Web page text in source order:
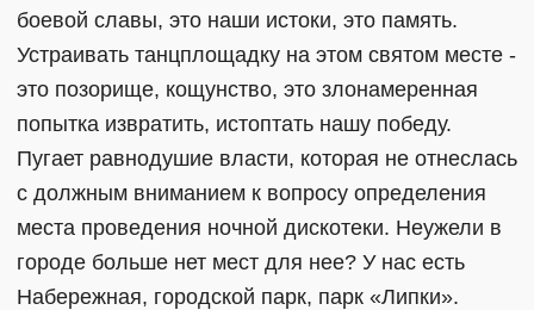
боевой славы, это наши истоки, это память.
Устраивать танцплощадку на этом святом месте -
это позорище, кощунство, это злонамеренная
попытка извратить, истоптать нашу победу.
Пугает равнодушие власти, которая не отнеслась
с должным вниманием к вопросу определения
места проведения ночной дискотеки. Неужели в
городе больше нет мест для нее? У нас есть
Набережная, городской парк, парк «Липки».